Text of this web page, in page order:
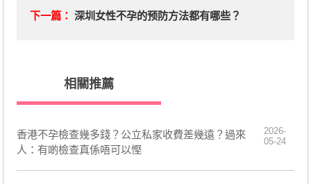
下一篇： 深圳女性不孕的预防方法都有哪些？
相關推薦
香港不孕檢查幾多錢？公立私家收費差幾遠？過來
人：有啲檢查真係唔可以慳
2026-
05-24